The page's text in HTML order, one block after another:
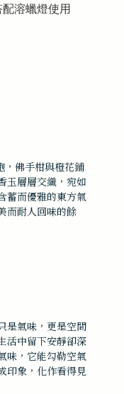
溶蠟燈使用
，佛手柑與橙花鋪
玉層層交織，宛如
蓄而優雅的東方氣
而耐人回味的餘
是氣味，更是空間
活中留下安靜卻深
味，它能勾勒空氣
印象，化作看得見